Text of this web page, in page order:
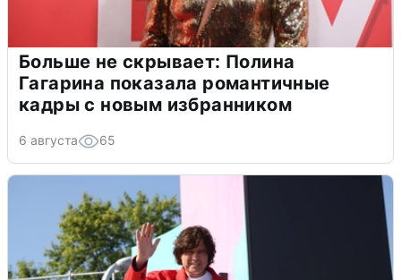
Больше не скрывает: Полина
Гагарина показала романтичные
кадры с новым избранником
6 августа 65